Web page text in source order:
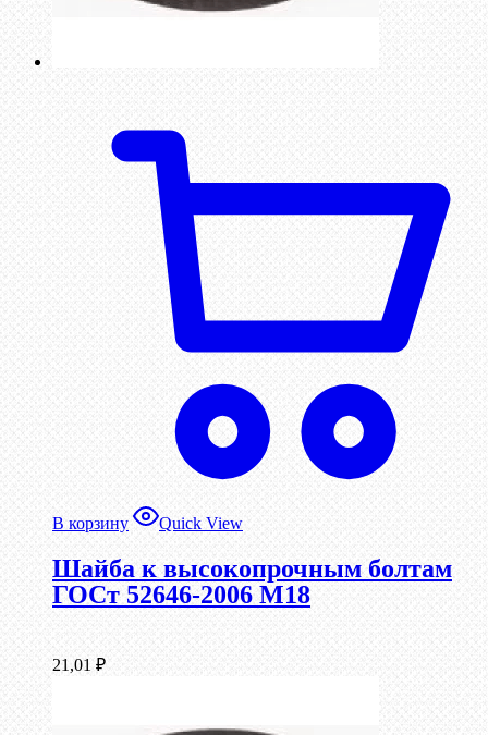
В корзину Quick View
Шайба к высокопрочным болтам
ГОСт 52646-2006 М18
21,01 ₽